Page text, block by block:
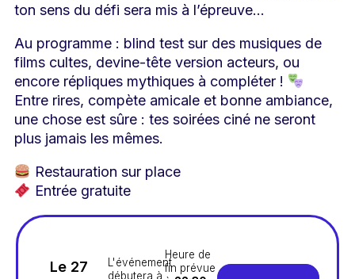
ton sens du défi sera mis à l’épreuve…
Au programme : blind test sur des musiques de
films cultes, devine-tête version acteurs, ou
encore répliques mythiques à compléter !
Entre rires, compète amicale et bonne ambiance,
une chose est sûre : tes soirées ciné ne seront
plus jamais les mêmes.
Restauration sur place
Entrée gratuite
Le 27
L'événement
débutera à
Heure de
fin prévue